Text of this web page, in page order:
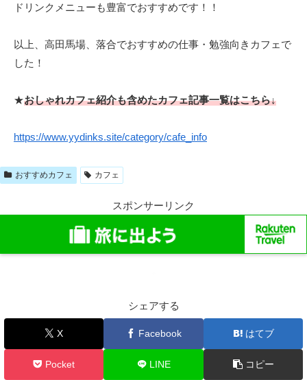
ドリンクメニューも豊富でおすすめです！！
以上、高田馬場、落合でおすすめの仕事・勉強向きカフェで
した！
★おしゃれカフェ紹介も含めたカフェ記事一覧はこちら↓
https://www.yydinks.site/category/cafe_info
おすすめカフェ カフェ
スポンサーリンク
シェアする
X Facebook はてブ
Pocket LINE コピー